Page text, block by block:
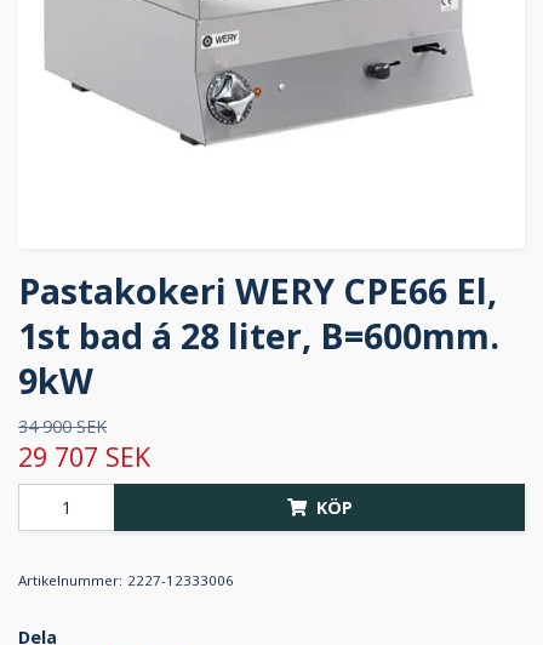
Pastakokeri WERY CPE66 El,
1st bad á 28 liter, B=600mm.
9kW
34 900 SEK
29 707 SEK
KÖP
Artikelnummer: 2227-12333006
Dela